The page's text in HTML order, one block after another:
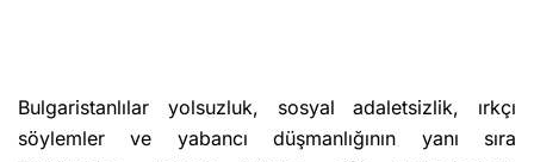
Bulgaristanlılar yolsuzluk, sosyal adaletsizlik, ırkçı
söylemler ve yabancı düşmanlığının yanı sıra